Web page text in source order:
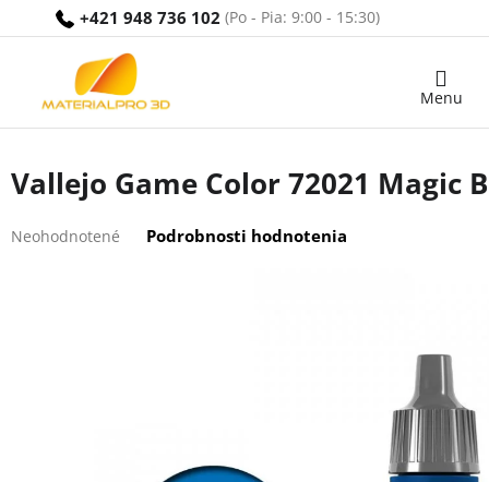
+421 948 736 102
Nákupný
Vallejo Game Color 72021 Magic
hodnotenie
Neohodnotené Podrobnosti hodnotenia